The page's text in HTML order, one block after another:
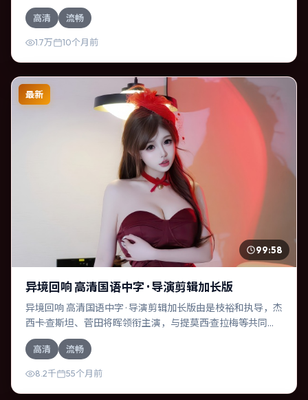
京、周冬雨的对手戏尤为出彩。导演陆川善于在长镜头中积
蓄张力，本片亦在澳大利亚实地取景，增强真实质感。
高清 流畅
1.7万 10个月前
最新
99:58
异境回响 高清国语中字 · 导演剪辑加长版
异境回响 高清国语中字 · 导演剪辑加长版由是枝裕和执导，杰
西卡·查斯坦、菅田将晖领衔主演，与提莫西·查拉梅等共同演
绎。本片为战争类型，主要班底与取景来自英国。一桩旧案
被重新翻出，真相与谎言交织。影片整体气质明快，节奏紧
凑，人物动机清晰，适合喜欢强情节与细腻表演的观众。
高清 流畅
8.2千 55个月前